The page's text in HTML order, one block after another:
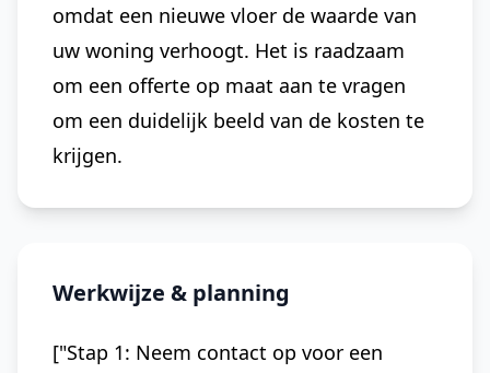
omdat een nieuwe vloer de waarde van
uw woning verhoogt. Het is raadzaam
om een offerte op maat aan te vragen
om een duidelijk beeld van de kosten te
krijgen.
Werkwijze & planning
["Stap 1: Neem contact op voor een